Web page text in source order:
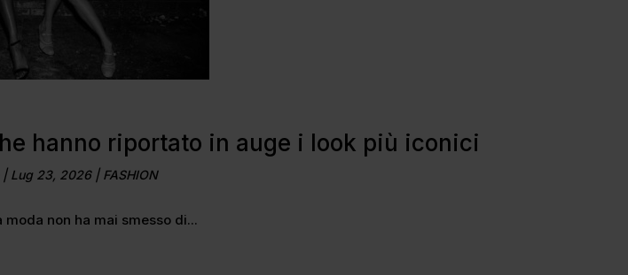
hanno riportato in auge i look più iconici
Lug 23, 2026| FASHION
moda non ha mai smesso di...